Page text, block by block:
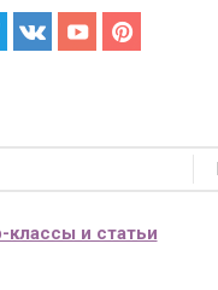
классы и статьи